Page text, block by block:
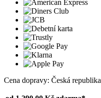
Cena dopravy: Česká republika